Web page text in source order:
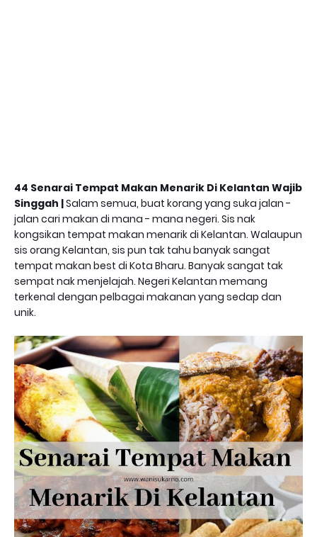
44 Senarai Tempat Makan Menarik Di Kelantan Wajib
Singgah |Salam semua, buat korang yang suka jalan -
jalan cari makan di mana - mana negeri. Sis nak
kongsikan tempat makan menarik di Kelantan. Walaupun
sis orang Kelantan, sis pun tak tahu banyak sangat
tempat makan best di Kota Bharu. Banyak sangat tak
sempat nak menjelajah. Negeri Kelantan memang
terkenal dengan pelbagai makanan yang sedap dan
unik.